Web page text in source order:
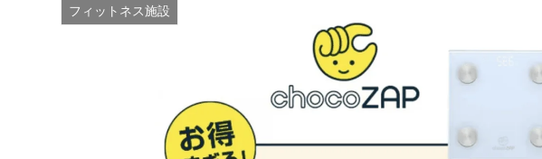
フィットネス施設